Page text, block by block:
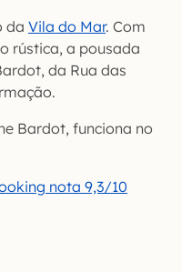
da Vila do Mar. Com
rústica, a pousada
da Rua das
Bardot, funciona no
nota 9,3/10